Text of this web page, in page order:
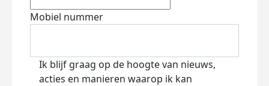
Mobiel nummer
Ik blijf graag op de hoogte van nieuws,
acties en manieren waarop ik kan